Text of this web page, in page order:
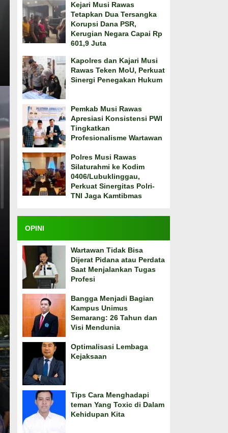
Kejari Musi Rawas
Tetapkan Dua Tersangka
Korupsi Dana PSR,
Kerugian Negara Capai Rp
601,9 Juta
Kapolres dan Kajari Musi
Rawas Teken MoU, Perkuat
Sinergi Penegakan Hukum
Pemkab Musi Rawas
Apresiasi Konsistensi PWI
Tingkatkan
Profesionalisme Wartawan
Polres Musi Rawas
Silaturahmi ke Kodim
0406/Lubuklinggau,
Perkuat Sinergitas Polri-
TNI Jaga Kamtibmas
OPINI
Wartawan Tidak Bisa
Dijerat Pidana atau Perdata
Saat Menjalankan Tugas
Profesi
Bangga Menjadi Bagian
Kampus Unimus
Semarang: 26 Tahun dan
Visi Mendunia
Optimalisasi Lembaga
Kejaksaan
Tips Cara Menghadapi
teman Yang Toxic di Dalam
Kehidupan Kita